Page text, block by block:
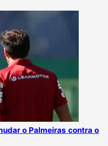
o Palmeiras contra o